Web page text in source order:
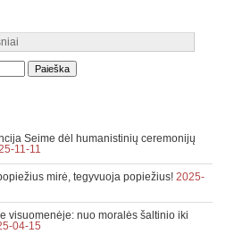
Seime dėl humanistinių ceremonijų
11-11
mirė, tegyvuoja popiežius! 2025-
visuomenėje: nuo moralės šaltinio iki
04-15